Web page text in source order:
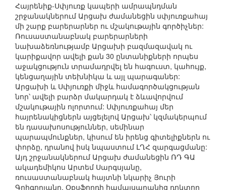
Հայրենիք-Սփյուռք կապերի ամրապնդման
շրջանակներում Արցախ ժամանեցին սփյուռքահայ
մի շարք բարերարներ ու մշակութային գործիչներ:
Ռուսաստանաբնակ բարերարների
նախաձեռնությամբ Արցախի բազմազավակ ու
կարիքավոր ավելի քան 30 ընտանիքների որպես
աջակցություն տրամադրվել են հագուստ, կահույք,
կենցաղային տեխնիկա և այլ պարագաներ:
Արցախի և Սփյուռքի միջև համագործակցության
նոր՝ ավելի բարձր մակարդակ է ձևավորվում
մշակութային ոլորտում: Սփյուռքահայ մեր
հայրենակիցներն այցելելով Արցախ՝ կզմակերպում
են դասախոսություններ, սեմինար
պարապմունքներ, կիսում են իրենց գիտելիքներն ու
փորձը, դրանով իսկ նպաստում ԼՂՀ զարգացմանը:
Այդ շրջանակներում Արցախ ժամանեցին ՌԴ ԳԱ
ակադեմիկոս Արտեմ Սարգսյանը,
ռուսաստանաբնակ հայտնի նկարիչ Յուրի
Գրիգորյանը, Օքսֆորդի համալսարանից դոկտոր